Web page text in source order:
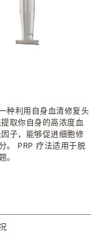
种利用自身血清修复头
取你自身的高浓度血
子，能够促进细胞修
。 PRP 疗法适用于脱
。